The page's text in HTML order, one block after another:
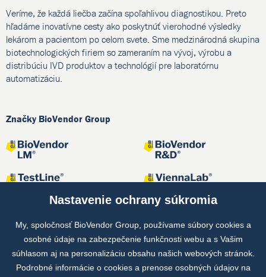
Veríme, že každá liečba začína spoľahlivou diagnostikou. Preto
hľadáme inovatívne cesty ako poskytnúť vierohodné výsledky
lekárom a pacientom po celom svete. Sme medzinárodná skupina
biotechnologických firiem so zameraním na vývoj, výrobu a
distribúciu IVD produktov a technológií pre laboratórnu
automatizáciu.
Značky BioVendor Group
Spoločné projekty
Nastavenie ochrany súkromia
My, spoločnosť BioVendor Group, používame súbory cookies a
osobné údaje na zabezpečenie funkčnosti webu a s Vašim
súhlasom aj na personalizáciu obsahu našich webových stránok.
Podrobné informácie o cookies a prenose osobných údajov na